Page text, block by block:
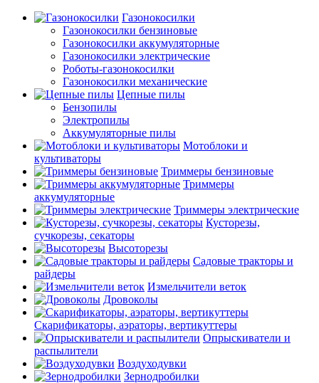
Газонокосилки
Газонокосилки бензиновые
Газонокосилки аккумуляторные
Газонокосилки электрические
Роботы-газонокосилки
Газонокосилки механические
Цепные пилы
Бензопилы
Электропилы
Аккумуляторные пилы
Мотоблоки и
культиваторы
Триммеры бензиновые
Триммеры
аккумуляторные
Триммеры электрические
Кусторезы,
сучкорезы, секаторы
Высоторезы
Садовые тракторы и
райдеры
Измельчители веток
Дровоколы
Скарификаторы, аэраторы, вертикуттеры
Опрыскиватели и
распылители
Воздуходувки
Зернодробилки